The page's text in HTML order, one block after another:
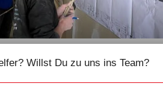
Willst Du zu uns ins Team?